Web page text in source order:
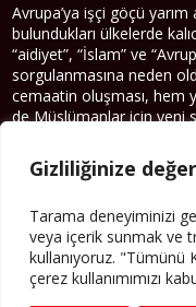
Gizliliğinize
Tarama deneyiminizi
veya içerik sunmak ve
kullanıyoruz. "Tümünü
çerez kullanımımızı
Avrupa’ya işçi göçü yarım
bulundukları ülkelerde
“aidiyet”, “İslam” ve
sorgulanmasına neden
cemaatin oluşması, hem
de Müslümanlar için yeni
PERSPEKTIF’I